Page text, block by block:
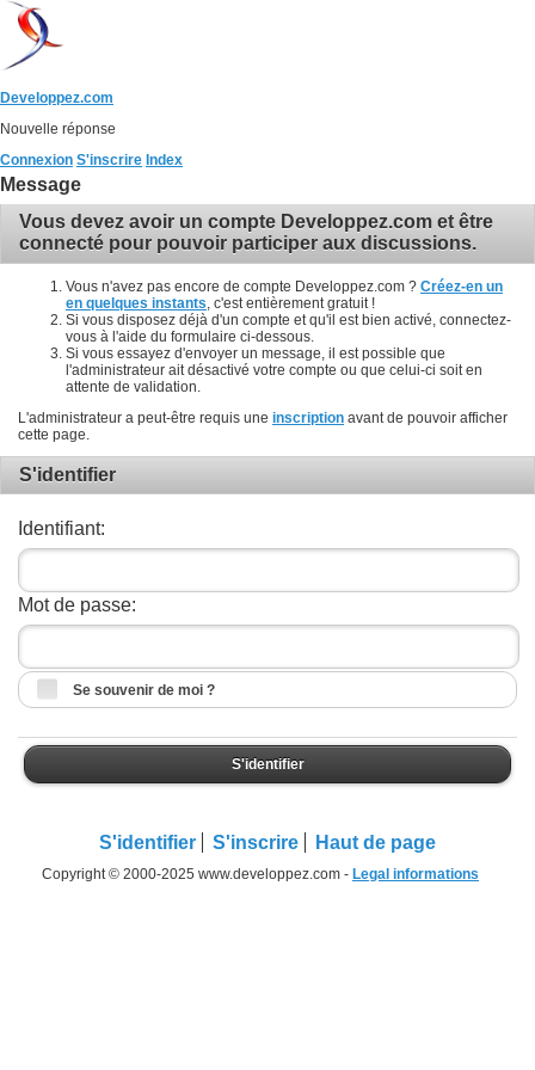
Developpez.com
Nouvelle réponse
Connexion S'inscrire Index
Message
Vous devez avoir un compte Developpez.com et être
connecté pour pouvoir participer aux discussions.
Vous n'avez pas encore de compte Developpez.com ? Créez-en un
en quelques instants , c'est entièrement gratuit !
Si vous disposez déjà d'un compte et qu'il est bien activé, connectez-
vous à l'aide du formulaire ci-dessous.
Si vous essayez d'envoyer un message, il est possible que
l'administrateur ait désactivé votre compte ou que celui-ci soit en
attente de validation.
L'administrateur a peut-être requis une inscription avant de pouvoir afficher
cette page.
S'identifier
Identifiant:
Mot de passe:
Se souvenir de moi ?
S'identifier
S'identifier S'inscrire Haut de page
Copyright © 2000-2025 www.developpez.com - Legal informations